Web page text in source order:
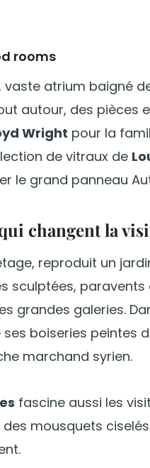
rooms
vaste atrium baigné
autour, des pièces
Wright pour la
de vitraux de
le grand panneau
changent la
reproduit un
sculptées,
grandes galeries.
boiseries peintes
marchand syrien.
fascine aussi les
mousquets